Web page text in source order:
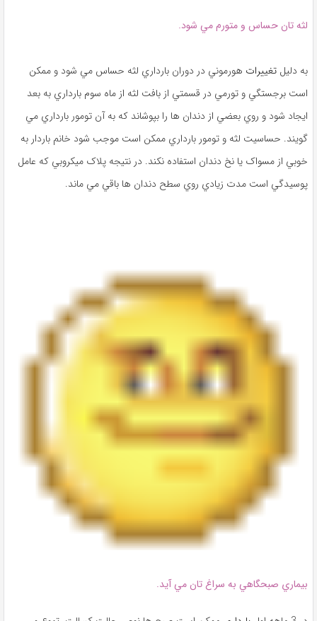
لثه ‌تان حساس و متورم مي ‌شود.
به دليل تغييرات هورموني در دوران بارداري لثه حساس مي‌ شود و ممکن
است برجستگي و تورمي در قسمتي از بافت لثه از ماه سوم بارداري به بعد
ايجاد شود و روي بعضي از دندان‌ ها را بپوشاند که به آن تومور بارداري مي‌
گويند. حساسيت لثه و تومور بارداري ممکن است موجب شود خانم باردار به
خوبي از مسواک يا نخ دندان استفاده نکند. در نتيجه پلاک ميکروبي که عامل
پوسيدگي است مدت زيادي روي سطح دندان‌ ها باقي مي ‌ماند.
بيماري صبحگاهي به سراغ ‌تان مي ‌آيد.